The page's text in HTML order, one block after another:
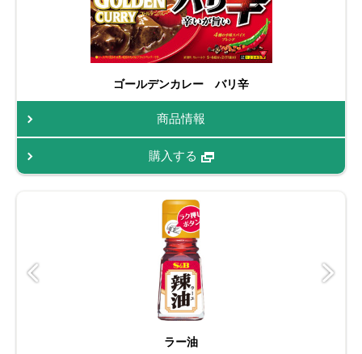
ゴールデンカレー バリ辛
商品情報
購入する
ラー油